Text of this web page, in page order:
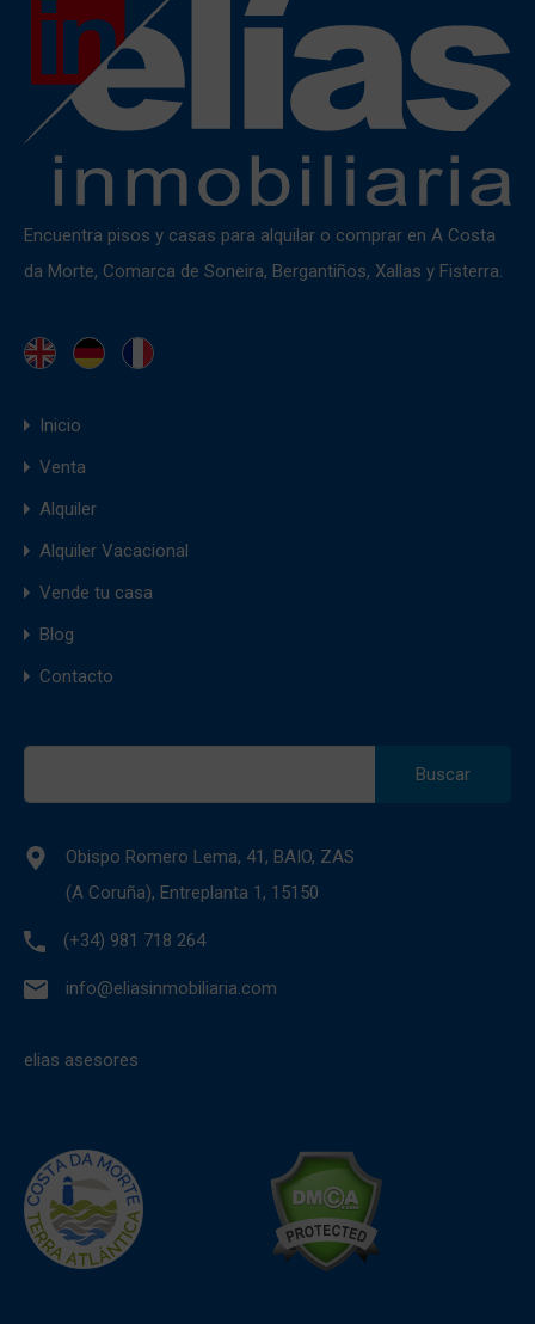
Encuentra pisos y casas para alquilar o comprar en A Costa
da Morte, Comarca de Soneira, Bergantiños, Xallas y Fisterra.
Inicio
Venta
Alquiler
Alquiler Vacacional
Vende tu casa
Blog
Contacto
Obispo Romero Lema, 41, BAIO, ZAS
(A Coruña), Entreplanta 1, 15150
(+34) 981 718 264
info@eliasinmobiliaria.com
elias asesores